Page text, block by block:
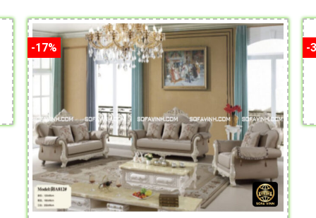
Nệm sofa luôn tạo cảm giác thoả mái cho người ngồi
-17% -